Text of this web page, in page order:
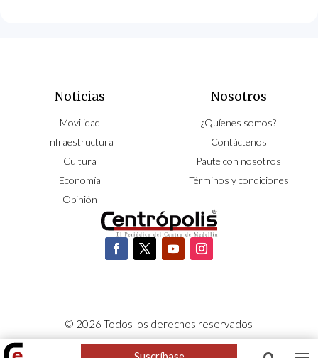
Noticias
Movilidad
Infraestructura
Cultura
Economía
Opinión
Nosotros
¿Quíenes somos?
Contáctenos
Paute con nosotros
Términos y condiciones
© 2026 Todos los derechos reservados
CORPOCENTRO | Hecho con pasión porNeoCiclo